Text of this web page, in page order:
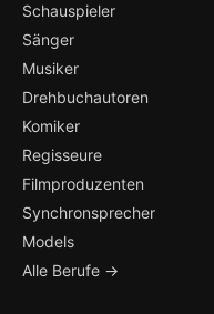
Schauspieler
Sänger
Musiker
Drehbuchautoren
Komiker
Regisseure
Filmproduzenten
Synchronsprecher
Models
Alle Berufe →